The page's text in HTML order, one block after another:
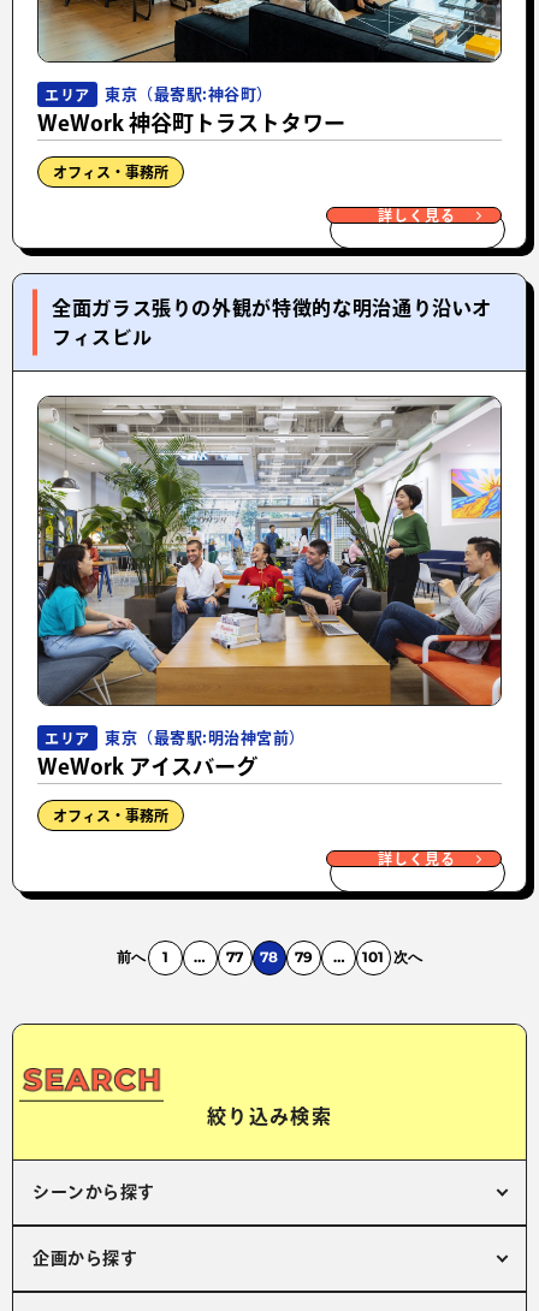
エリア 東京（最寄駅:神谷町）
WeWork 神谷町トラストタワー
オフィス・事務所
詳しく見る
全面ガラス張りの外観が特徴的な明治通り沿いオ
フィスビル
エリア 東京（最寄駅:明治神宮前）
WeWork アイスバーグ
オフィス・事務所
詳しく見る
前へ 1 … 77 78 79 … 101 次へ
絞り込み検索
シーンから探す
企画から探す